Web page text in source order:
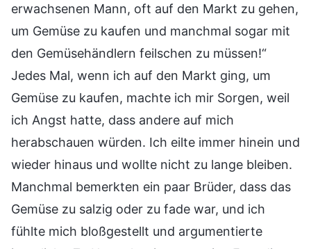
erwachsenen Mann, oft auf den Markt zu gehen,
um Gemüse zu kaufen und manchmal sogar mit
den Gemüsehändlern feilschen zu müssen!“
Jedes Mal, wenn ich auf den Markt ging, um
Gemüse zu kaufen, machte ich mir Sorgen, weil
ich Angst hatte, dass andere auf mich
herabschauen würden. Ich eilte immer hinein und
wieder hinaus und wollte nicht zu lange bleiben.
Manchmal bemerkten ein paar Brüder, dass das
Gemüse zu salzig oder zu fade war, und ich
fühlte mich bloßgestellt und argumentierte